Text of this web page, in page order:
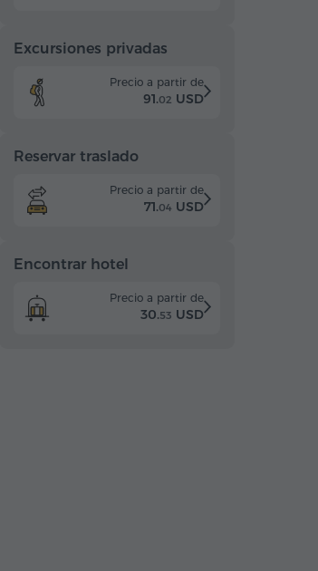
Excursiones privadas
Precio a partir de
91.02 USD
Reservar traslado
Precio a partir de
71.04 USD
Encontrar hotel
Precio a partir de
30.53 USD